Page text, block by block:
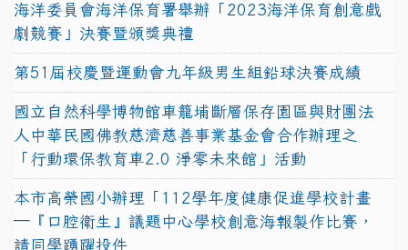
海洋委員會海洋保育署舉辦「2023海洋保育創意戲
劇競賽」決賽暨頒獎典禮
第51屆校慶暨運動會九年級男生組鉛球決賽成績
國立自然科學博物館車籠埔斷層保存園區與財團法
人中華民國佛教慈濟慈善事業基金會合作辦理之
「行動環保教育車2.0 淨零未來館」活動
本市高榮國小辦理「112學年度健康促進學校計畫
─『口腔衛生』議題中心學校創意海報製作比賽，
請同學踴躍投件